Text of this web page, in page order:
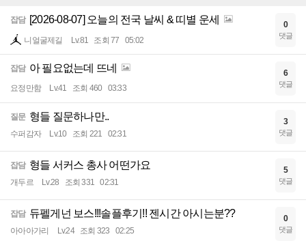
잡담 [2026-08-07] 오늘의 전국 날씨 & 띠별 운세
니얼굴제길 Lv.81 조회 77 05:02
0
댓글
잡담 아 필요없는데 뜨네
요정만함 Lv.41 조회 460 03:33
6
댓글
질문 형들 질문하나만..
수퍼감자 Lv.10 조회 221 02:31
3
댓글
잡담 형들 서커스 총사 어떤가요
개두르 Lv.28 조회 331 02:31
5
댓글
잡담 듀펠게넌 보스!!!솔플후기!! 젠시간 아시는분??
아아아가리 Lv.24 조회 323 02:25
0
댓글